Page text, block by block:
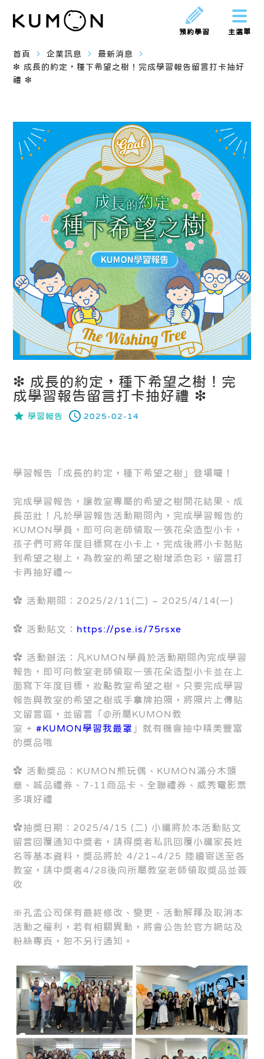
主選單
預約學習
首頁 navigate_next 企業訊息 navigate_next 最新消息 navigate_next
❇ 成長的約定，種下希望之樹！完成學習報告留言打卡抽好
禮 ❇
❇ 成長的約定，種下希望之樹！完
成學習報告留言打卡抽好禮 ❇
學習報告 2025-02-14
學習報告「成長的約定，種下希望之樹」登場囉！
完成學習報告，讓教室專屬的希望之樹開花結果、成
長茁壯！凡於學習報告活動期間內，完成學習報告的
KUMON學員，即可向老師領取一張花朵造型小卡，
孩子們可將年度目標寫在小卡上，完成後將小卡黏貼
到希望之樹上，為教室的希望之樹增添色彩，留言打
卡再抽好禮～
✿ 活動期間：2025/2/11(二) ~ 2025/4/14(一)
✿ 活動貼文： https://pse.is/75rsxe
✿ 活動辦法：凡KUMON學員於活動期間內完成學習
報告，即可向教室老師領取一張花朵造型小卡並在上
面寫下年度目標，妝點教室希望之樹。只要完成學習
報告與教室的希望之樹或手拿牌拍照，將照片上傳貼
文留言區，並留言「@所屬KUMON教
室 +#KUMON學習我最罩 」就有機會抽中精美豐富
的獎品哦
✿ 活動獎品：KUMON熊玩偶、KUMON滿分木頭
章、誠品禮券、7-11商品卡、全聯禮券、威秀電影票
多項好禮
✿抽獎日期：2025/4/15 (二) 小編將於本活動貼文
留言回覆通知中獎者，請得獎者私訊回覆小編家長姓
名等基本資料，獎品將於 4/21~4/25 陸續寄送至各
教室，請中獎者4/28後向所屬教室老師領取獎品並簽
收
※孔孟公司保有最終修改、變更、活動解釋及取消本
活動之權利，若有相關異動，將會公告於官方網站及
粉絲專頁，恕不另行通知。